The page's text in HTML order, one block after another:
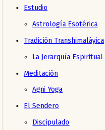
Estudio
Astrología Esotérica
Tradición Transhimaláyica
La Jerarquía Espiritual
Meditación
Agni Yoga
El Sendero
Discipulado